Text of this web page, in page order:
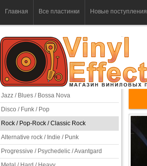
Главная Все пластинки Новые поступления
Jazz / Blues / Bossa Nova
Disco / Funk / Pop
Rock / Pop-Rock / Classic Rock
Alternative rock / Indie / Punk
Progressive / Psychedelic / Avantgard